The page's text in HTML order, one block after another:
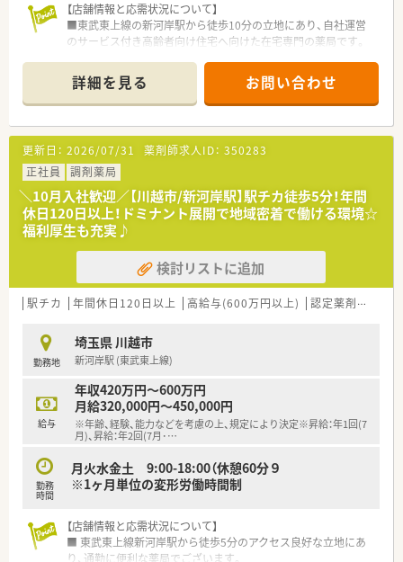
■有給休暇の取得や産休・育休の実績もあり、ライフステージが
変化しても柔軟に対応できるような配慮がなされています。
【店舗情報と応需状況について】
■東武東上線の新河岸駅から徒歩10分の立地にあり、自社運営
のサービス付き高齢者向け住宅へ向けた在宅専門の薬局です。
施設で合計100名程度の患者様を施設担当制で受け持ちます。
■薬剤師は常時4名体制で事務員も2名から3名在籍しており、急
な欠員や有給取得の際も互いにフォローし合える環境です。
【法人特徴について】
■首都圏を中心にサービス付き高齢者向け住宅を運営しており、
関東圏でトップクラスのシェアを誇る非常に安定した企業で
す。
■自社施設に合わせて薬局を展開する独自の戦略により、開局時
点で確実に患者様を確保できる失敗しない経営を実現していま
す。
■現場の薬剤師が働きやすい環境作りを最優先に考えており、医
師との調整やルールの簡素化など本部側のサポートも万全で
す。
■平日はしっかりと仕事に集中し、週末は土日休みでリフレッシ
ュしたいというメリハリのある働き方を希望する方に最適で
す。
■対人業務としての外来対応よりも、多職種との連携を通じた専
門的な在宅業務に特化して経験を積みたいという方に勧めま
す。
■通勤時間を短縮したいと考えている方にとって、駅徒歩圏内の
立地や車通勤の相談が可能な環境は非常に魅力的なポイントで
す。
【やりがい/おすすめポイント】
見守ることができ、在宅ならではの深い信頼関係を構築できま
す。
詳細を見る お問い合わせ
更新日： 2026/07/31 薬剤師求人ID： 350283
正社員
調剤薬局
＼10月入社歓迎／【川越市/新河岸駅】駅チカ徒歩5分！年間
休日120日以上！ドミナント展開で地域密着で働ける環境☆
福利厚生も充実♪
検討リストに追加
駅チカ 年間休日120日以上 高給与(600万円以上) 認定薬剤師取得支援あり
勤務地
埼玉県 川越市
新河岸駅 (東武東上線)
給与
年収420万円～600万円
月給320,000円～450,000円
※年齢、経験、能力などを考慮の上、規定により決定※昇給：年1回(7
月)、昇給：年2回(7月･…
勤務
時間
月火水金土 9:00-18:00（休憩60分９
※1ヶ月単位の変形労働時間制
【店舗情報と応需状況について】
■ 東武東上線新河岸駅から徒歩5分のアクセス良好な立地にあ
り、通勤に便利な薬局でございます。